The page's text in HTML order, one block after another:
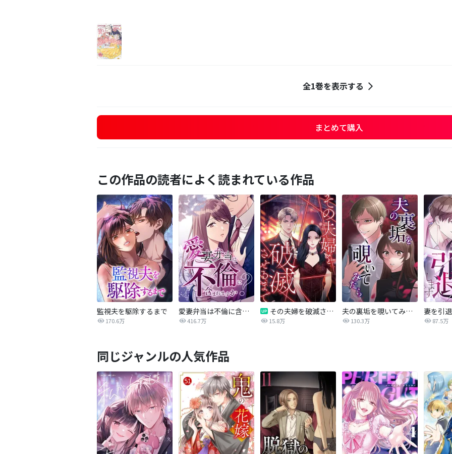
全1巻を表示する
まとめて購入
この作品の読者によく読まれている作品
監視夫を駆除するまで
170.6万
愛妻弁当は不倫に含まれますか？
416.7万
その夫婦を破滅させるまで
15.8万
夫の裏垢を覗いてみたら
130.3万
妻を引
87.5万
同じジャンルの人気作品